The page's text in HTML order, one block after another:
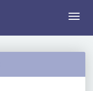
切
航